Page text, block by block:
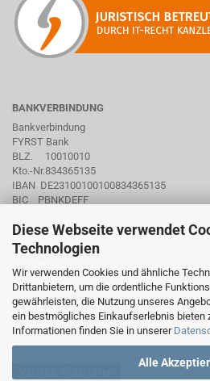
Diese Webseite verwendet
Technologien
Wir verwenden Cookies und ähnliche
Drittanbietern, um die ordentliche
gewährleisten, die Nutzung unseres
ein bestmögliches Einkaufserlebnis bieten
Informationen finden Sie in unserer
Alle
BANKVERBINDUNG
Bankverbindung
FYRST Bank
BLZ. 10010010
Kto.-Nr.834365135
IBAN DE23100100100834365135
BIC PBNKDEFF
ZAHLWEISEN
Sie können weiterhin Bar, mit
Zahlen desweiteren biete ich jetzt
Zahlmethode KLARNA an.